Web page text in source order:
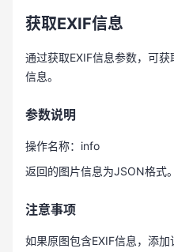
获取EXIF信息
通过获取EXIF信息参数，可
信息。
参数说明
操作名称：info
返回的图片信息为JSON格式。
注意事项
如果原图包含EXIF信息，添